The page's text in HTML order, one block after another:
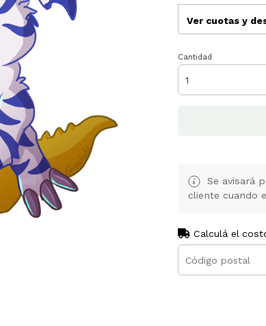
Ver cuotas y
Cantidad
Se avisará
cliente cuando
Calculá el